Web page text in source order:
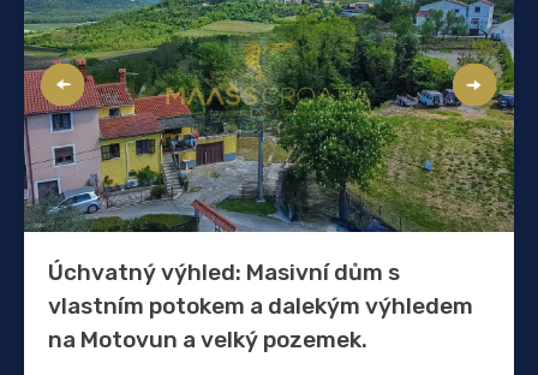
Úchvatný výhled: Masivní dům s
vlastním potokem a dalekým výhledem
na Motovun a velký pozemek.